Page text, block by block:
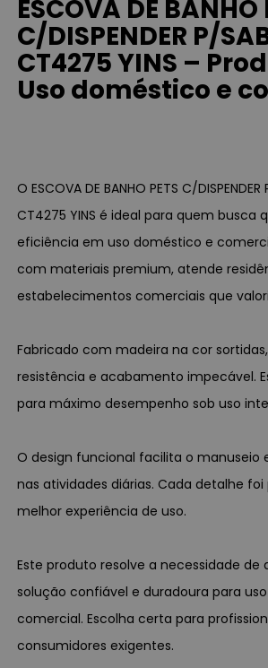
ESCOVA DE BANHO
C/DISPENDER P/
CT4275 YINS –
Uso doméstico e
O ESCOVA DE BANHO PETS C/DISPENDER
CT4275 YINS é ideal para quem busca
eficiência em uso doméstico e
com materiais premium, atende
estabelecimentos comerciais que
Fabricado com madeira na cor
resistência e acabamento impecável.
para máximo desempenho sob uso
O design funcional facilita o manuseio
nas atividades diárias. Cada detalhe
melhor experiência de uso.
Este produto resolve a necessidade de
solução confiável e duradoura para
comercial. Escolha certa para
consumidores exigentes.